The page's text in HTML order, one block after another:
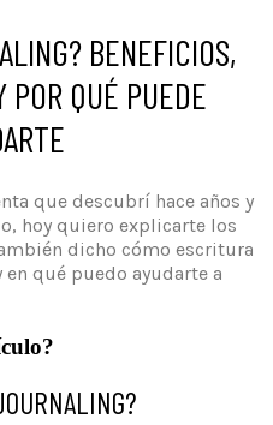
BENEFICIOS,
POR QUÉ PUEDE
que descubrí hace años y
hoy quiero explicarte los
dicho cómo escritura
qué puedo ayudarte a